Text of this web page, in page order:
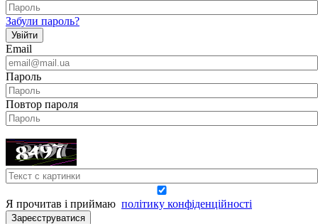
Забули пароль?
Увійти
Email
Пароль
Повтор пароля
Я прочитав і приймаю політику конфіденційності
Зареєструватися